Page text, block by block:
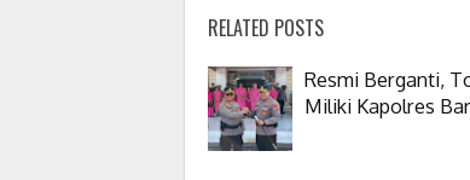
RELATED POSTS
Resmi Berganti,
Miliki Kapolres